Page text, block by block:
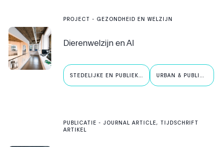
PROJECT -GEZONDHEID EN WELZIJN
Dierenwelzijn en AI
STEDELIJKE EN PUBLIEKE
URBAN & PUBLIC
PUBLICATIE - JOURNAL ARTICLE, TIJDSCHRIFT
ARTIKEL